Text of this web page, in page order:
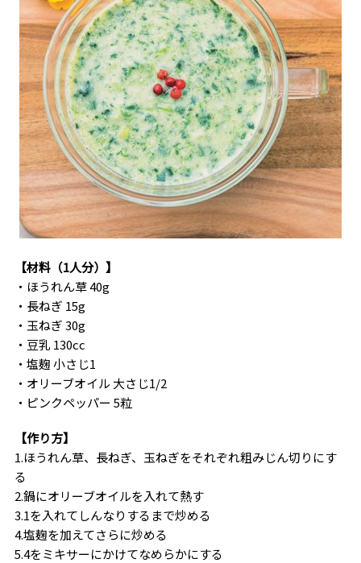
【材料（1人分）】
・ ほうれん草 40g
・ 長ねぎ 15g
・ 玉ねぎ 30g
・ 豆乳 130cc
・ 塩麹 小さじ1
・ オリーブオイル 大さじ1/2
・ ピンクペッパー 5粒
【作り方】
1.ほうれん草、長ねぎ、玉ねぎをそれぞれ粗みじん切りにす
る
2.鍋にオリーブオイルを入れて熱す
3.1を入れてしんなりするまで炒める
4.塩麹を加えてさらに炒める
5.4をミキサーにかけてなめらかにする